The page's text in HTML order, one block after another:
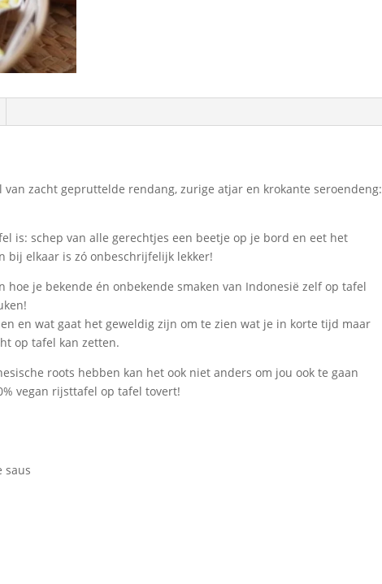
zacht gepruttelde rendang, zurige atjar en krokante seroendeng:
is: schep van alle gerechtjes een beetje op je bord en eet het
bij elkaar is zó onbeschrijfelijk lekker!
hoe je bekende én onbekende smaken van Indonesië zelf op tafel
en wat gaat het geweldig zijn om te zien wat je in korte tijd maar
op tafel kan zetten.
roots hebben kan het ook niet anders om jou ook te gaan
vegan rijsttafel op tafel tovert!
saus